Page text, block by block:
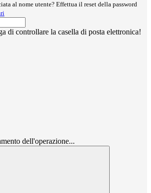
al nome utente? Effettua il reset della password
di controllare la casella di posta elettronica!
dell'operazione...